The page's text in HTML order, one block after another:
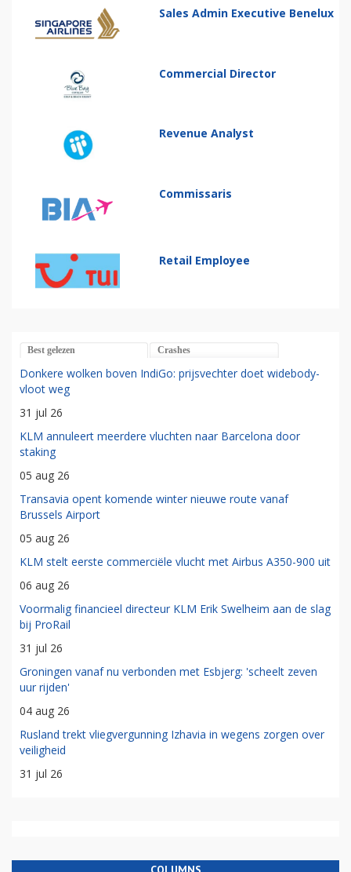
Sales Admin Executive Benelux
Commercial Director
Revenue Analyst
Commissaris
Retail Employee
Best gelezen Crashes
Donkere wolken boven IndiGo: prijsvechter doet widebody-
vloot weg
31 jul 26
KLM annuleert meerdere vluchten naar Barcelona door
staking
05 aug 26
Transavia opent komende winter nieuwe route vanaf
Brussels Airport
05 aug 26
KLM stelt eerste commerciële vlucht met Airbus A350-900 uit
06 aug 26
Voormalig financieel directeur KLM Erik Swelheim aan de slag
bij ProRail
31 jul 26
Groningen vanaf nu verbonden met Esbjerg: 'scheelt zeven
uur rijden'
04 aug 26
Rusland trekt vliegvergunning Izhavia in wegens zorgen over
veiligheid
31 jul 26